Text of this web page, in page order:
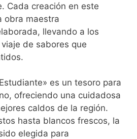
Cada creación en este
obra maestra
llevando a los
de sabores que
es un tesoro para
ofreciendo una cuidadosa
caldos de la región.
hasta blancos frescos, la
elegida para